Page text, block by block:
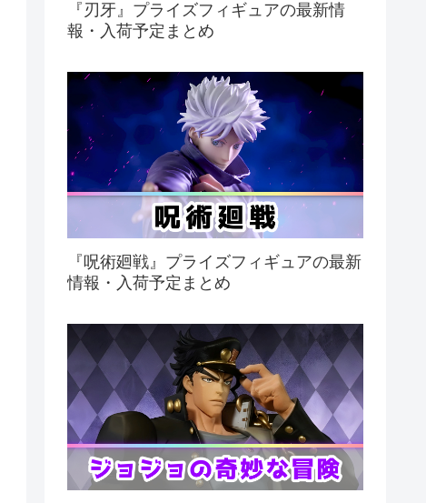
『刃牙』プライズフィギュアの最新情
報・入荷予定まとめ
『呪術廻戦』プライズフィギュアの最新
情報・入荷予定まとめ